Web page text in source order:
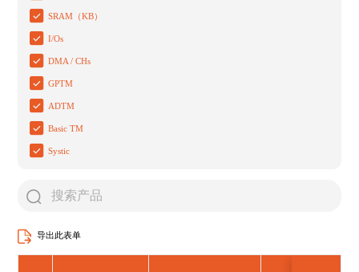
SRAM（KB）
I/Os
DMA / CHs
GPTM
ADTM
Basic TM
Systic
导出此表单